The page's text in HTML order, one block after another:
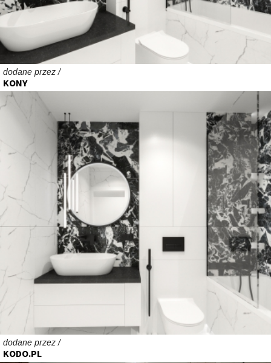
dodane przez /
KONY
dodane przez /
KODO.PL